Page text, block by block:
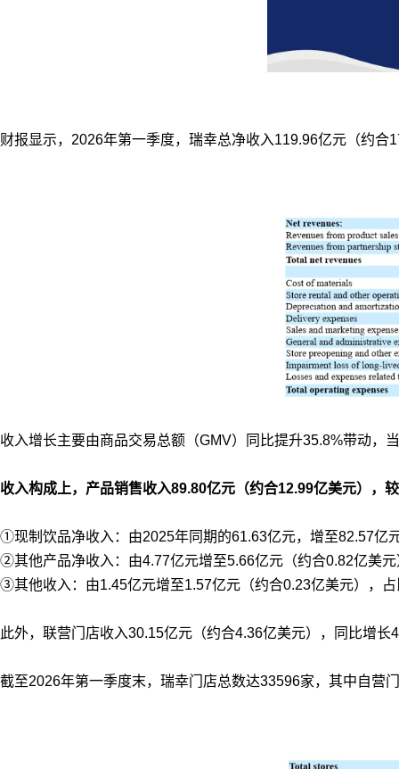
财报显示，2026年第一季度，瑞幸总净收入119.96亿元（约
收入增长主要由商品交易总额（GMV）同比提升35.8%带动，
收入构成上，产品销售收入89.80亿元（约合12.99亿美元），
①现制饮品净收入：由2025年同期的61.63亿元，增至82.57亿
②其他产品净收入：由4.77亿元增至5.66亿元（约合0.82亿美
③其他收入：由1.45亿元增至1.57亿元（约合0.23亿美元），占
此外，联营门店收入30.15亿元（约合4.36亿美元），同比增长
截至2026年第一季度末，瑞幸门店总数达33596家，其中自营